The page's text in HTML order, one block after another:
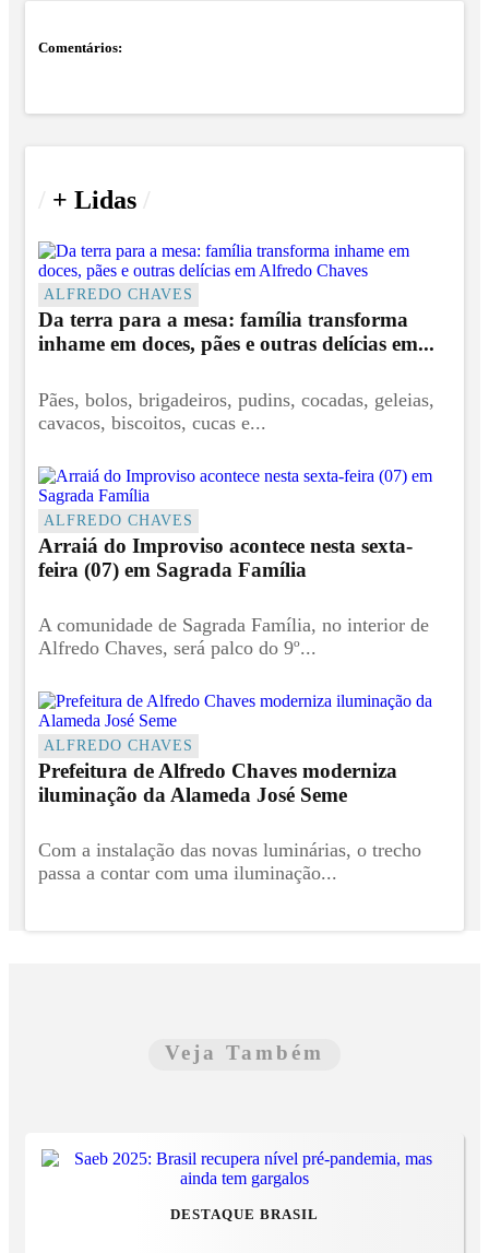
Comentários:
+ Lidas
ALFREDO CHAVES
Da terra para a mesa: família transforma
inhame em doces, pães e outras delícias em...
Pães, bolos, brigadeiros, pudins, cocadas, geleias,
cavacos, biscoitos, cucas e...
ALFREDO CHAVES
Arraiá do Improviso acontece nesta sexta-
feira (07) em Sagrada Família
A comunidade de Sagrada Família, no interior de
Alfredo Chaves, será palco do 9º...
ALFREDO CHAVES
Prefeitura de Alfredo Chaves moderniza
iluminação da Alameda José Seme
Com a instalação das novas luminárias, o trecho
passa a contar com uma iluminação...
Veja Também
DESTAQUE BRASIL